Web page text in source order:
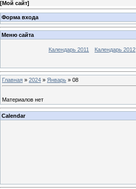
[Мой сайт]
Форма входа
Меню сайта
Календарь 2011 Календарь 2012
Главная » 2024 » Январь » 08
Материалов нет
Calendar